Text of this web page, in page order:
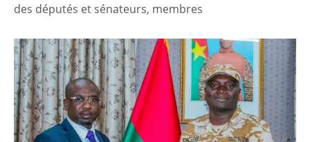
des députés et sénateurs, membres